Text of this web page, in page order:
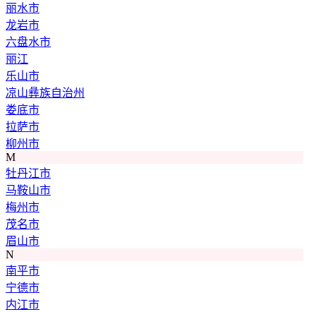
丽水市
龙岩市
六盘水市
丽江
乐山市
凉山彝族自治州
娄底市
拉萨市
柳州市
M
牡丹江市
马鞍山市
梅州市
茂名市
眉山市
N
南平市
宁德市
内江市